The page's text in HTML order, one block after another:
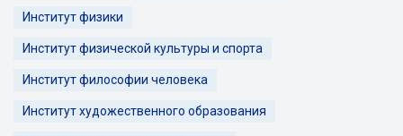
Институт физики
Институт физической культуры и спорта
Институт философии человека
Институт художественного образования